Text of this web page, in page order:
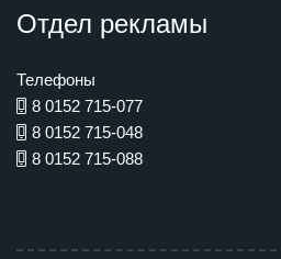
Отдел рекламы
Телефоны
8 0152 715-077
8 0152 715-048
8 0152 715-088